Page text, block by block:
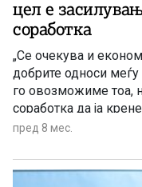
цел е
соработка
„Се очекува и
добрите односи
го овозможиме тоа,
соработка да ја
неколку беше под
следните години да
Постојат ресурси и
пред 8 мес.